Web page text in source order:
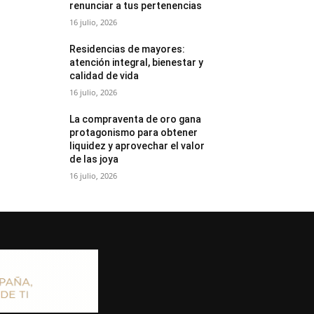
renunciar a tus pertenencias
16 julio, 2026
Residencias de mayores:
atención integral, bienestar y
calidad de vida
16 julio, 2026
La compraventa de oro gana
protagonismo para obtener
liquidez y aprovechar el valor
de las joya
16 julio, 2026